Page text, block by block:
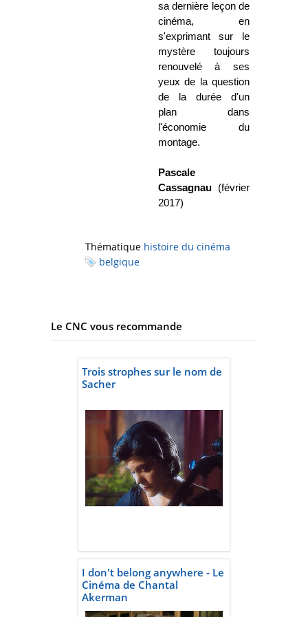
sa dernière leçon de
cinéma, en
s'exprimant sur le
mystère toujours
renouvelé à ses
yeux de la question
de la durée d'un
plan dans
l'économie du
montage.
Pascale
Cassagnau (février
2017)
Thématique histoire du cinéma
belgique
Le CNC vous recommande
Trois strophes sur le nom de
Sacher
I don't belong anywhere - Le
Cinéma de Chantal
Akerman